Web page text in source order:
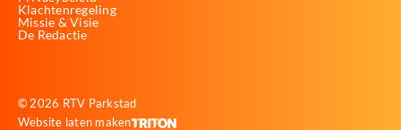
Klachtenregeling
Missie & Visie
De Redactie
© 2026 RTV Parkstad
Website laten maken